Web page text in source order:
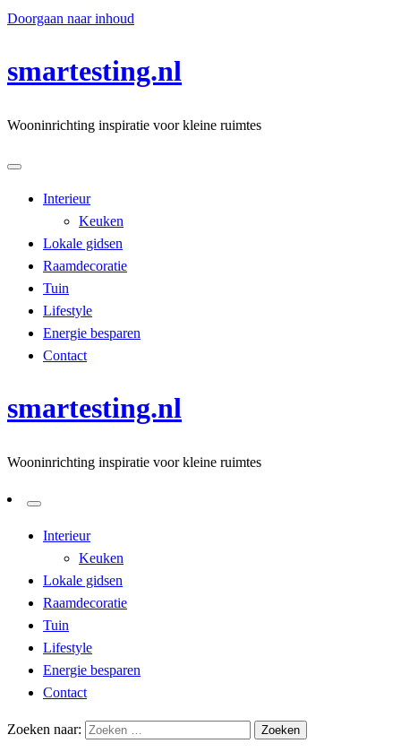
Doorgaan naar inhoud
smartesting.nl
Wooninrichting inspiratie voor kleine ruimtes
Interieur
Keuken
Lokale gidsen
Raamdecoratie
Tuin
Lifestyle
Energie besparen
Contact
smartesting.nl
Wooninrichting inspiratie voor kleine ruimtes
Interieur
Keuken
Lokale gidsen
Raamdecoratie
Tuin
Lifestyle
Energie besparen
Contact
Zoeken naar: